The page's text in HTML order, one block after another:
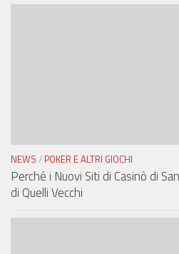
NEWS / POKER E ALTRI GIOCHI
Perché i Nuovi Siti di Casinò di
di Quelli Vecchi